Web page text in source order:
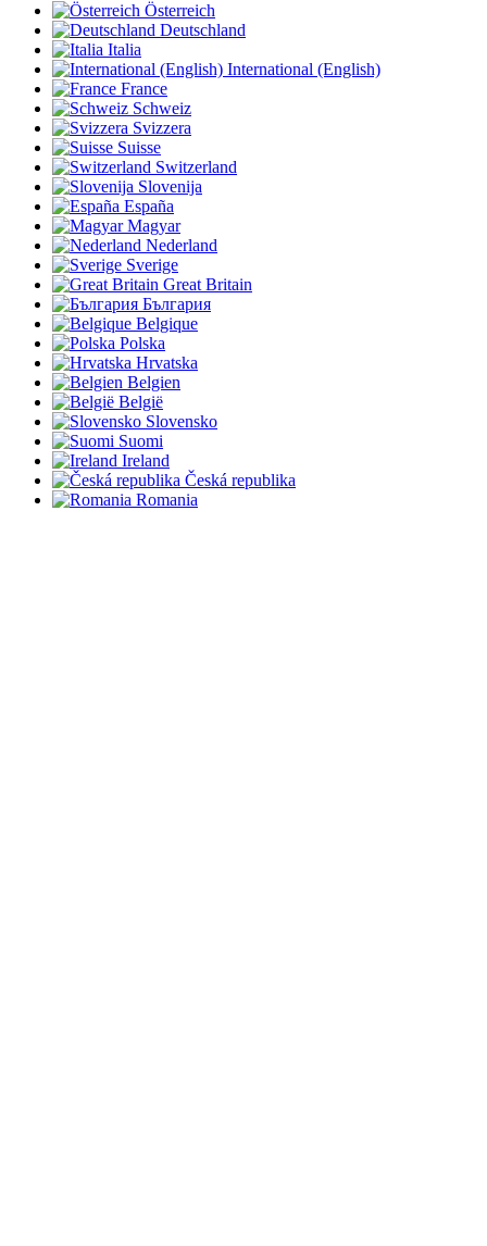
Österreich
Deutschland
Italia
International (English)
France
Schweiz
Svizzera
Suisse
Switzerland
Slovenija
España
Magyar
Nederland
Sverige
Great Britain
България
Belgique
Polska
Hrvatska
Belgien
België
Slovensko
Suomi
Ireland
Česká republika
Romania